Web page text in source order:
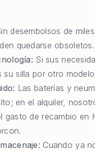
desembolsos de
quedarse obsoletos.
Si sus
su silla por otro
Las baterías y
en el alquiler,
gasto de recambio en
Cuando ya